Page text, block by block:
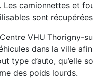
Les camionnettes et
sont
VHU Thorigny-
dans la ville
type d’auto, qu’elle
des poids lourds.